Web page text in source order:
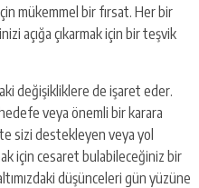
mükemmel bir fırsat. Her bir
açığa çıkarmak için bir teşvik
değişikliklere de işaret eder.
veya önemli bir karara
sizi destekleyen veya yol
için cesaret bulabileceğiniz bir
düşünceleri gün yüzüne